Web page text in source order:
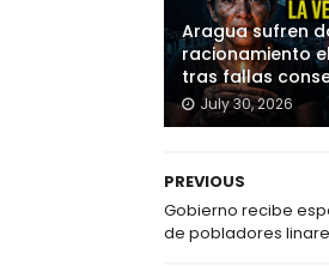
Aragua sufren
racionamiento
tras fallas
July 30, 2026
PREVIOUS
Gobierno recibe
de pobladores